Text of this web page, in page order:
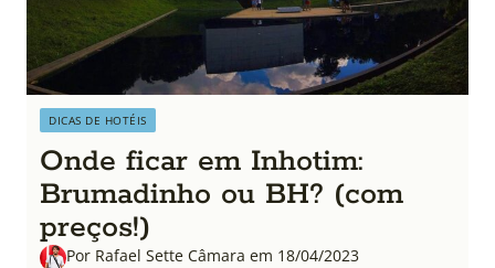
DICAS DE HOTÉIS
Onde ficar em Inhotim:
Brumadinho ou BH? (com
preços!)
Por Rafael Sette Câmara em 18/04/2023